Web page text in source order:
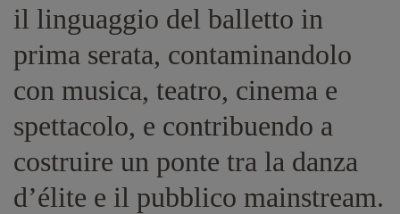
il linguaggio del balletto in
prima serata, contaminandolo
con musica, teatro, cinema e
spettacolo, e contribuendo a
costruire un ponte tra la danza
d’élite e il pubblico mainstream.